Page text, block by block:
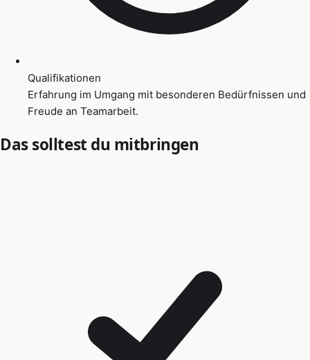
Qualifikationen
Erfahrung im Umgang mit besonderen Bedürfnissen und
Freude an Teamarbeit.
Das solltest du mitbringen